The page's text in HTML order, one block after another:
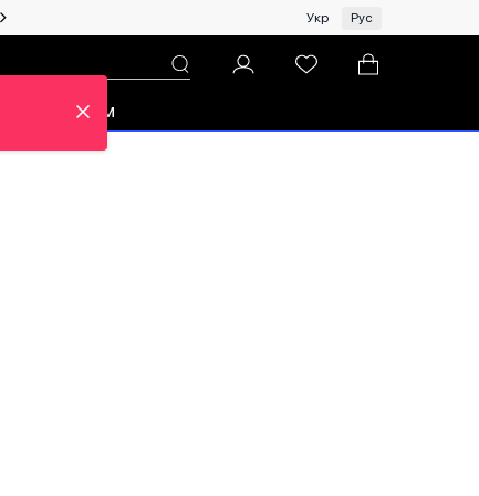
Женщинам | Топ бренды со скидками!
Укр Рус
Про ЦУМ